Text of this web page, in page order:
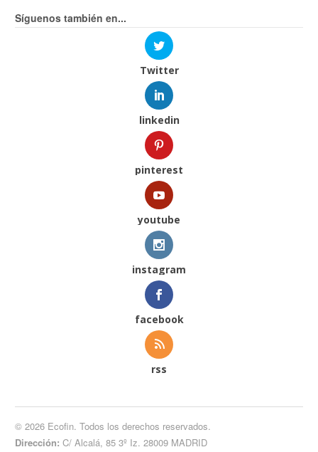
Síguenos también en...
Twitter
linkedin
pinterest
youtube
instagram
facebook
rss
© 2026 Ecofin. Todos los derechos reservados.
Dirección: C/ Alcalá, 85 3º Iz. 28009 MADRID